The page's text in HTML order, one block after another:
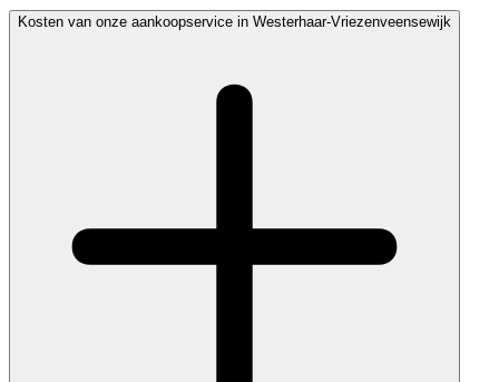
Kosten van onze aankoopservice in Westerhaar-Vriezenveensewijk